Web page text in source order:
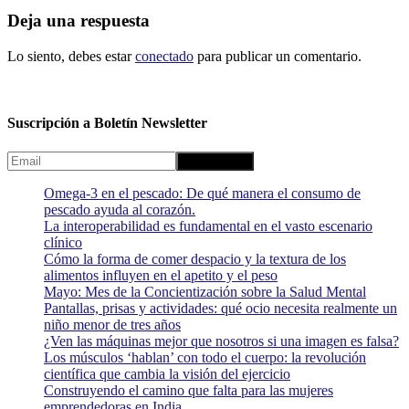
Deja una respuesta
Lo siento, debes estarconectado para publicar un comentario.
Suscripción a Boletín Newsletter
Omega-3 en el pescado: De qué manera el consumo de
pescado ayuda al corazón.
La interoperabilidad es fundamental en el vasto escenario
clínico
Cómo la forma de comer despacio y la textura de los
alimentos influyen en el apetito y el peso
Mayo: Mes de la Concientización sobre la Salud Mental
Pantallas, prisas y actividades: qué ocio necesita realmente un
niño menor de tres años
¿Ven las máquinas mejor que nosotros si una imagen es falsa?
Los músculos ‘hablan’ con todo el cuerpo: la revolución
científica que cambia la visión del ejercicio
Construyendo el camino que falta para las mujeres